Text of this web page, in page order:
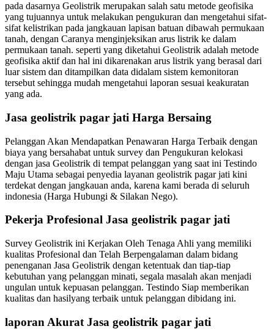
pada dasarnya Geolistrik merupakan salah satu metode geofisika
yang tujuannya untuk melakukan pengukuran dan mengetahui sifat-
sifat kelistrikan pada jangkauan lapisan batuan dibawah permukaan
tanah, dengan Caranya menginjeksikan arus listrik ke dalam
permukaan tanah. seperti yang diketahui Geolistrik adalah metode
geofisika aktif dan hal ini dikarenakan arus listrik yang berasal dari
luar sistem dan ditampilkan data didalam sistem kemonitoran
tersebut sehingga mudah mengetahui laporan sesuai keakuratan
yang ada.
Jasa geolistrik pagar jati Harga Bersaing
Pelanggan Akan Mendapatkan Penawaran Harga Terbaik dengan
biaya yang bersahabat untuk survey dan Pengukuran kelokasi
dengan jasa Geolistrik di tempat pelanggan yang saat ini Testindo
Maju Utama sebagai penyedia layanan geolistrik pagar jati kini
terdekat dengan jangkauan anda, karena kami berada di seluruh
indonesia (Harga Hubungi & Silakan Nego).
Pekerja Profesional Jasa geolistrik pagar jati
Survey Geolistrik ini Kerjakan Oleh Tenaga Ahli yang memiliki
kualitas Profesional dan Telah Berpengalaman dalam bidang
penenganan Jasa Geolistrik dengan ketentuak dan tiap-tiap
kebutuhan yang pelanggan minati, segala masalah akan menjadi
ungulan untuk kepuasan pelanggan. Testindo Siap memberikan
kualitas dan hasilyang terbaik untuk pelanggan dibidang ini.
laporan Akurat Jasa geolistrik pagar jati